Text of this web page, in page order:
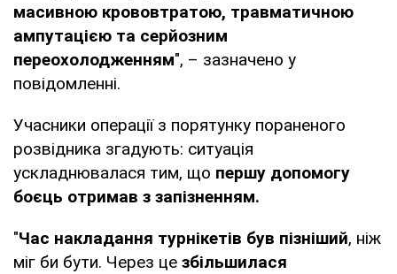
масивною крововтратою, травматичною
ампутацією та серйозним
переохолодженням", – зазначено у
повідомленні.
Учасники операції з порятунку пораненого
розвідника згадують: ситуація
ускладнювалася тим, що першу допомогу
боєць отримав з запізненням.
"Час накладання турнікетів був пізніший, ніж
міг би бути. Через це збільшилася